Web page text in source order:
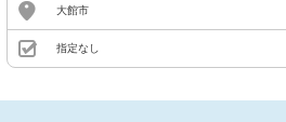
大館市
指定なし